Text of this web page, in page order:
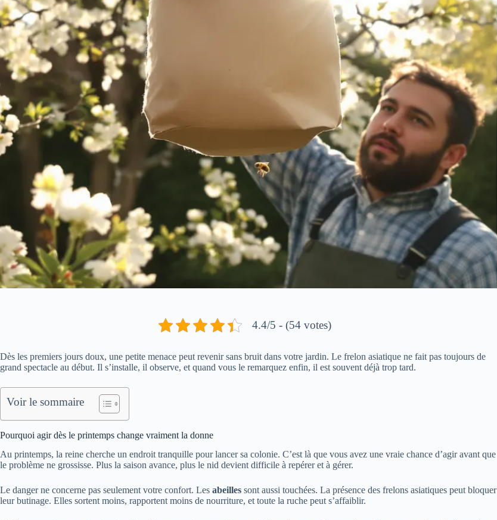
4.4/5 - (54 votes)
Dès les premiers jours doux, une petite menace peut revenir sans bruit dans votre jardin. Le frelon asiatique ne fait pas toujours de
grand spectacle au début. Il s’installe, il observe, et quand vous le remarquez enfin, il est souvent déjà trop tard.
Voir le sommaire
Pourquoi agir dès le printemps change vraiment la donne
Au printemps, la reine cherche un endroit tranquille pour lancer sa colonie. C’est là que vous avez une vraie chance d’agir avant que
le problème ne grossisse. Plus la saison avance, plus le nid devient difficile à repérer et à gérer.
Le danger ne concerne pas seulement votre confort. Les abeilles sont aussi touchées. La présence des frelons asiatiques peut bloquer
leur butinage. Elles sortent moins, rapportent moins de nourriture, et toute la ruche peut s’affaiblir.